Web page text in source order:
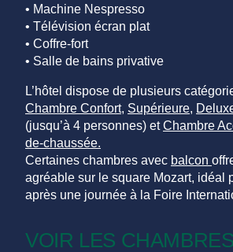
• Machine Nespresso
• Télévision écran plat
• Coffre-fort
• Salle de bains privative
L’hôtel dispose de plusieurs
Chambre Confort, Supérieure,
(jusqu’à 4 personnes) etChambre
de-chaussée.
Certaines chambres avec balcon
agréable sur le square Mozart, idéal
après une journée à la Foire
VOIR LES CHAMBRES